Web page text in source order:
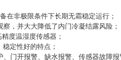
在非极限条件下长期无霜稳定运行；
，并大大降低了内门冷凝结露风险；
度温湿度传感器；
定性好的特点；
门开报警、缺水报警、传感器故障